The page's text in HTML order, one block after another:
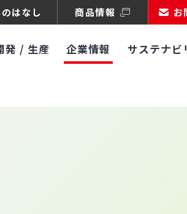
はなし 商品情報 お
発 / 生産 企業情報 サステナビ